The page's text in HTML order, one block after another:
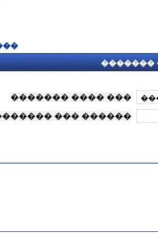
�������
������� ���� ���
��� ������